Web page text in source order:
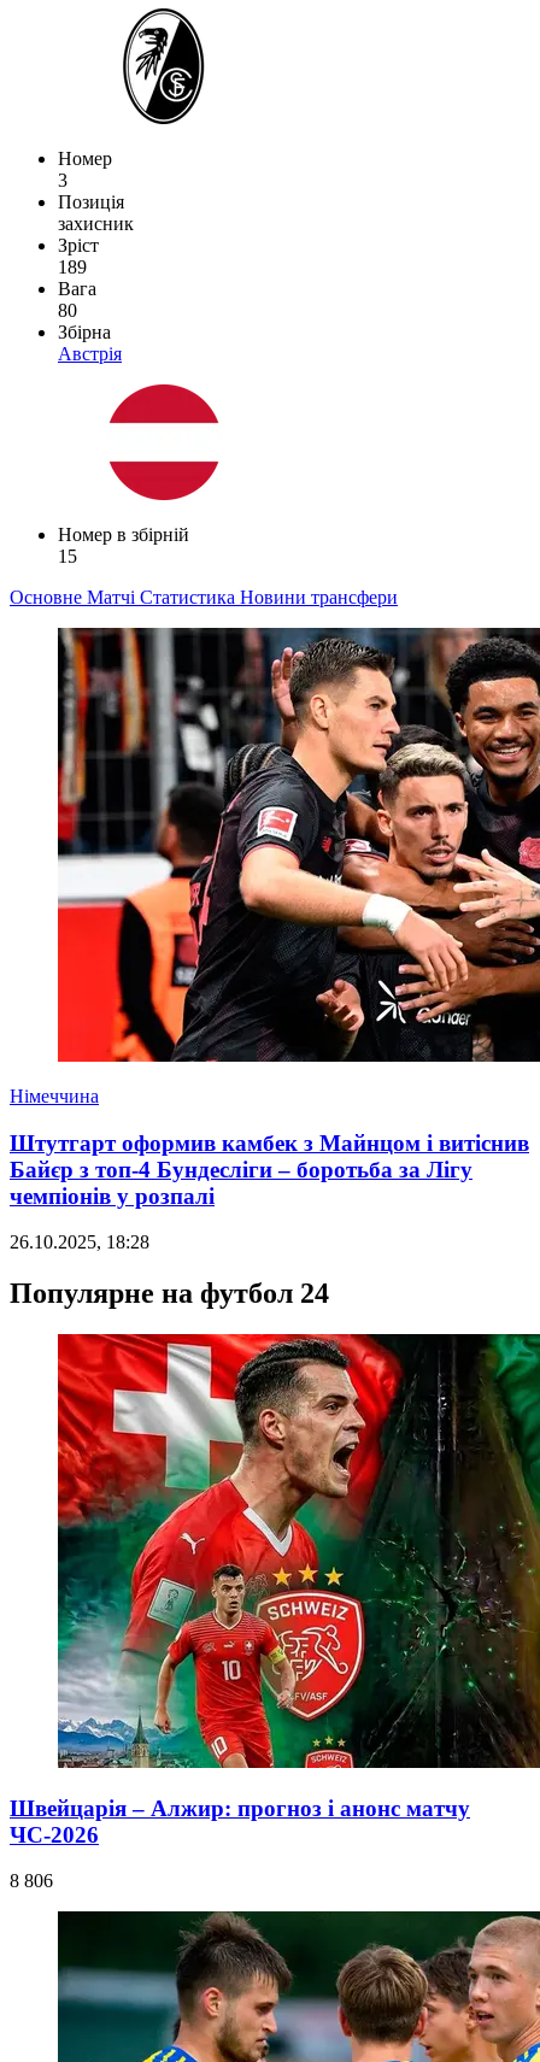
Номер
3
Позиція
захисник
Зріст
189
Вага
80
Збірна
Австрія
Номер в збірній
15
Основне Матчі Статистика Новини трансфери
Німеччина
Штутгарт оформив камбек з Майнцом і витіснив
Байєр з топ-4 Бундесліги – боротьба за Лігу
чемпіонів у розпалі
26.10.2025, 18:28
Популярне на футбол 24
Швейцарія – Алжир: прогноз і анонс матчу
ЧС-2026
8 806